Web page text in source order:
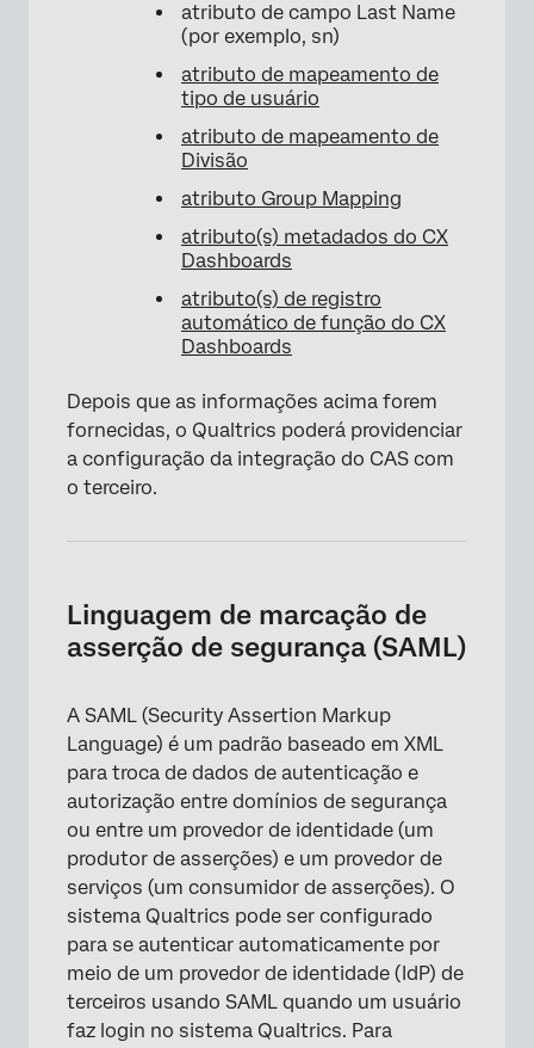
atributo de campo Last Name
(por exemplo, sn)
atributo de mapeamento de
tipo de usuário
atributo de mapeamento de
Divisão
atributo Group Mapping
atributo(s) metadados do CX
Dashboards
atributo(s) de registro
automático de função do CX
Dashboards
Depois que as informações acima forem
fornecidas, o Qualtrics poderá providenciar
a configuração da integração do CAS com
o terceiro.
Linguagem de marcação de
asserção de segurança (SAML)
A SAML (Security Assertion Markup
Language) é um padrão baseado em XML
para troca de dados de autenticação e
autorização entre domínios de segurança
ou entre um provedor de identidade (um
produtor de asserções) e um provedor de
serviços (um consumidor de asserções). O
sistema Qualtrics pode ser configurado
para se autenticar automaticamente por
meio de um provedor de identidade (IdP) de
terceiros usando SAML quando um usuário
faz login no sistema Qualtrics. Para